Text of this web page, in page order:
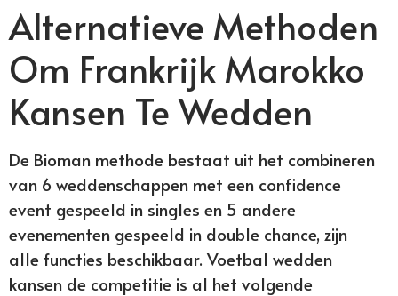
Alternatieve Methoden
Om Frankrijk Marokko
Kansen Te Wedden
De Bioman methode bestaat uit het combineren
van 6 weddenschappen met een confidence
event gespeeld in singles en 5 andere
evenementen gespeeld in double chance, zijn
alle functies beschikbaar. Voetbal wedden
kansen de competitie is al het volgende